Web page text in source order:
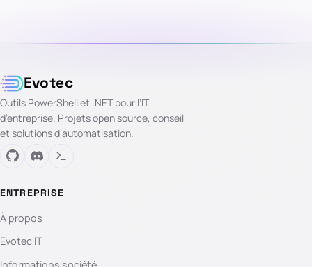
Evotec
Outils PowerShell et .NET pour l’IT
d’entreprise. Projets open source, conseil
et solutions d’automatisation.
ENTREPRISE
À propos
Evotec IT